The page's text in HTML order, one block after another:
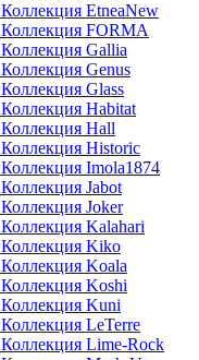
Коллекция EtneaNew
Коллекция FORMA
Коллекция Gallia
Коллекция Genus
Коллекция Glass
Коллекция Habitat
Коллекция Hall
Коллекция Historic
Коллекция Imola1874
Коллекция Jabot
Коллекция Joker
Коллекция Kalahari
Коллекция Kiko
Коллекция Koala
Коллекция Koshi
Коллекция Kuni
Коллекция LeTerre
Коллекция Lime-Rock